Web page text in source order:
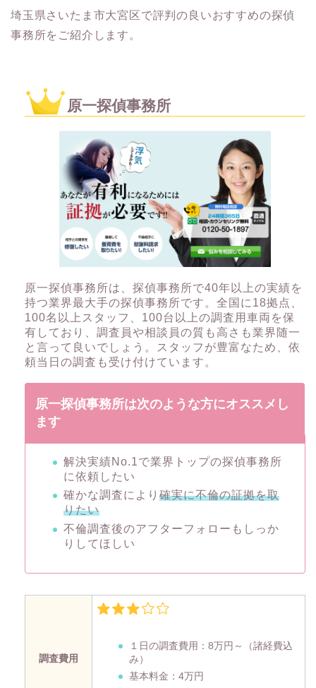
埼玉県さいたま市大宮区で評判の良いおすすめの探偵
事務所をご紹介します。
原一探偵事務所
原一探偵事務所は、探偵事務所で40年以上の実績を
持つ業界最大手の探偵事務所です。全国に18拠点、
100名以上スタッフ、100台以上の調査用車両を保
有しており、調査員や相談員の質も高さも業界随一
と言って良いでしょう。スタッフが豊富なため、依
頼当日の調査も受け付けています。
原一探偵事務所は次のような方にオススメし
ます
解決実績No.1で業界トップの探偵事務所
に依頼したい
確かな調査により 確実に不倫の証拠を取
りたい
不倫調査後のアフターフォローもしっか
りしてほしい
調査費用
１日の調査費用： 8万円～
（諸経費込
み）
基本料金：4万円